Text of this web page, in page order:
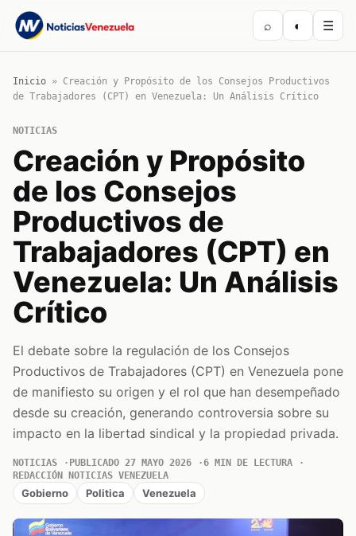
⌕ ◐ ☰
Inicio » Creación y Propósito de los Consejos Productivos
de Trabajadores (CPT) en Venezuela: Un Análisis Crítico
NOTICIAS
Creación y Propósito
de los Consejos
Productivos de
Trabajadores (CPT) en
Venezuela: Un Análisis
Crítico
El debate sobre la regulación de los Consejos
Productivos de Trabajadores (CPT) en Venezuela pone
de manifiesto su origen y el rol que han desempeñado
desde su creación, generando controversia sobre su
impacto en la libertad sindical y la propiedad privada.
NOTICIAS PUBLICADO 27 MAYO 2026
6 MIN DE LECTURA
REDACCIÓN NOTICIAS VENEZUELA
Gobierno Politica Venezuela